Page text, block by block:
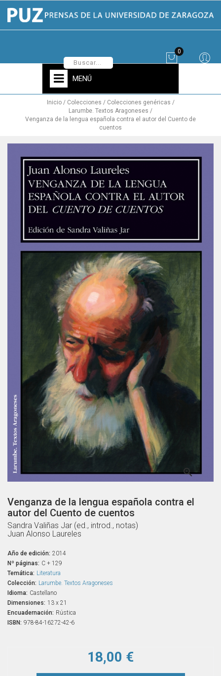
0
MENÚ
Inicio Colecciones
Colecciones genéricas
Larumbe. Textos Aragoneses
Venganza de la lengua española contra el autor del Cuento de
cuentos

Venganza de la lengua española contra el
autor del Cuento de cuentos
Sandra Valiñas Jar (ed., introd., notas)
Juan Alonso Laureles
Año de edición: 2014
Nº páginas: C + 129
Temática: Literatura
Colección: Larumbe. Textos Aragoneses
Idioma: Castellano
Dimensiones: 13 x 21
Encuadernación: Rústica
ISBN: 978-84-16272-42-6
18,00 €